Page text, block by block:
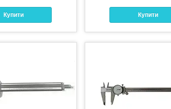
Купити Купити